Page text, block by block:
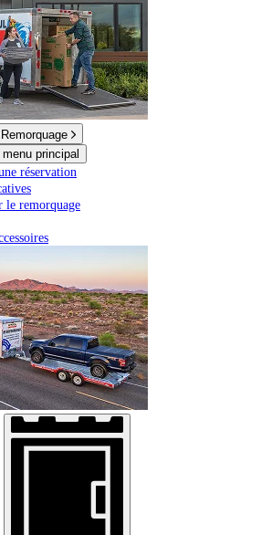
Remorquage
principal
réservation
le remorquage